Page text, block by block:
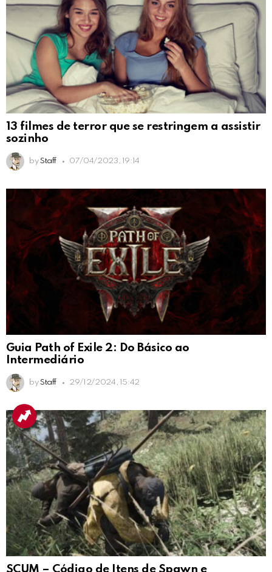
13 filmes de terror que se restringem a assistir
sozinho
by Staff 07/04/2023, 19:14
Guia Path of Exile 2: Do Básico ao
Intermediário
by Staff 29/12/2024, 15:42
SCUM – Código de Itens de Spawn e